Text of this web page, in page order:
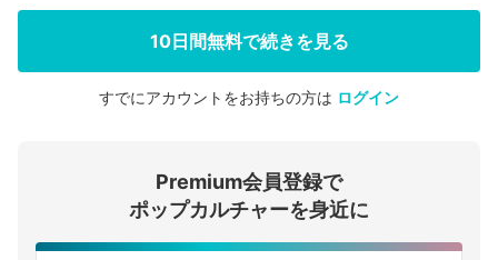
会員登録する
ログインする
10日間無料で続きを見る
すでにアカウントをお持ちの方は ログイン
Premium会員登録で
ポップカルチャーを身近に